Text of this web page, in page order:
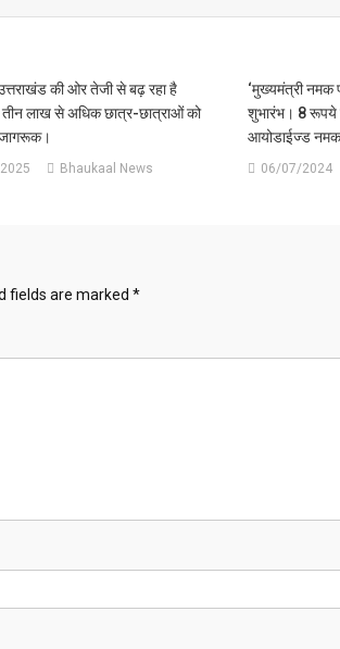
की ओर तेजी से बढ़ रहा है
तीन लाख से अधिक छात्र-छात्राओं को
जागरूक।
Bhaukaal News
‘मुख्यमंत्री नमक
शुभारंभ। 8 रूपये
आयोडाईज्ड
06/07/2024
fields are marked *